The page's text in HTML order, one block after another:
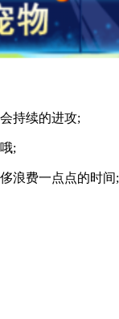
持续的进攻;
;
浪费一点点的时间;